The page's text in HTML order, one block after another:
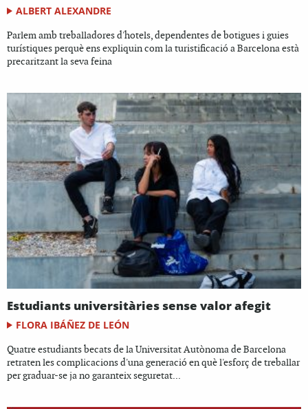
ALBERT ALEXANDRE
Parlem amb treballadores d'hotels, dependentes de botigues i guies
turístiques perquè ens expliquin com la turistificació a Barcelona està
precaritzant la seva feina
Estudiants universitàries sense valor afegit
FLORA IBÁÑEZ DE LEÓN
Quatre estudiants becats de la Universitat Autònoma de Barcelona
retraten les complicacions d'una generació en què l'esforç de treballar
per graduar-se ja no garanteix seguretat...